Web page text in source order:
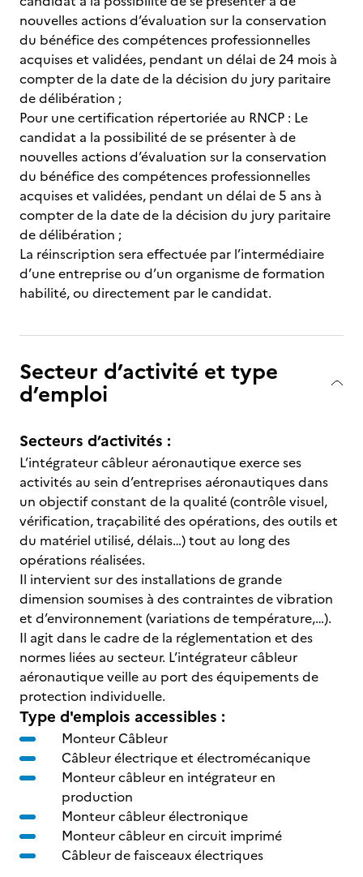
nouvelles actions d’évaluation sur la conservation
du bénéfice des compétences professionnelles
acquises et validées, pendant un délai de 24 mois à
compter de la date de la décision du jury paritaire
de délibération ;
Pour une certification répertoriée au RNCP : Le
candidat a la possibilité de se présenter à de
nouvelles actions d’évaluation sur la conservation
du bénéfice des compétences professionnelles
acquises et validées, pendant un délai de 5 ans à
compter de la date de la décision du jury paritaire
de délibération ;
La réinscription sera effectuée par l’intermédiaire
d’une entreprise ou d’un organisme de formation
habilité, ou directement par le candidat.
Secteur d’activité et type
d’emploi
Secteurs d’activités :
L’intégrateur câbleur aéronautique exerce ses
activités au sein d’entreprises aéronautiques dans
un objectif constant de la qualité (contrôle visuel,
vérification, traçabilité des opérations, des outils et
du matériel utilisé, délais…) tout au long des
opérations réalisées.
Il intervient sur des installations de grande
dimension soumises à des contraintes de vibration
et d’environnement (variations de température,…).
Il agit dans le cadre de la réglementation et des
normes liées au secteur. L’intégrateur câbleur
aéronautique veille au port des équipements de
protection individuelle.
Type d'emplois accessibles :
Monteur Câbleur
Câbleur électrique et électromécanique
Monteur câbleur en intégrateur en
production
Monteur câbleur électronique
Monteur câbleur en circuit imprimé
Câbleur de faisceaux électriques